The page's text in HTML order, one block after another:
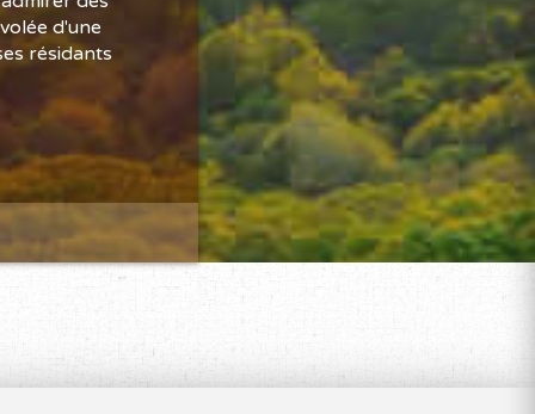
d'une
résidants